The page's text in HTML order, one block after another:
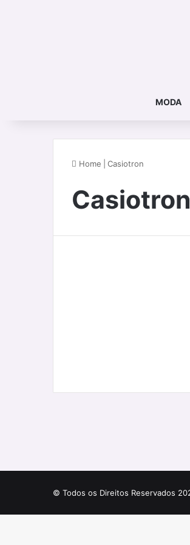
MODA
Home Casiotron
Casiotron
© Todos os Direitos Reservados